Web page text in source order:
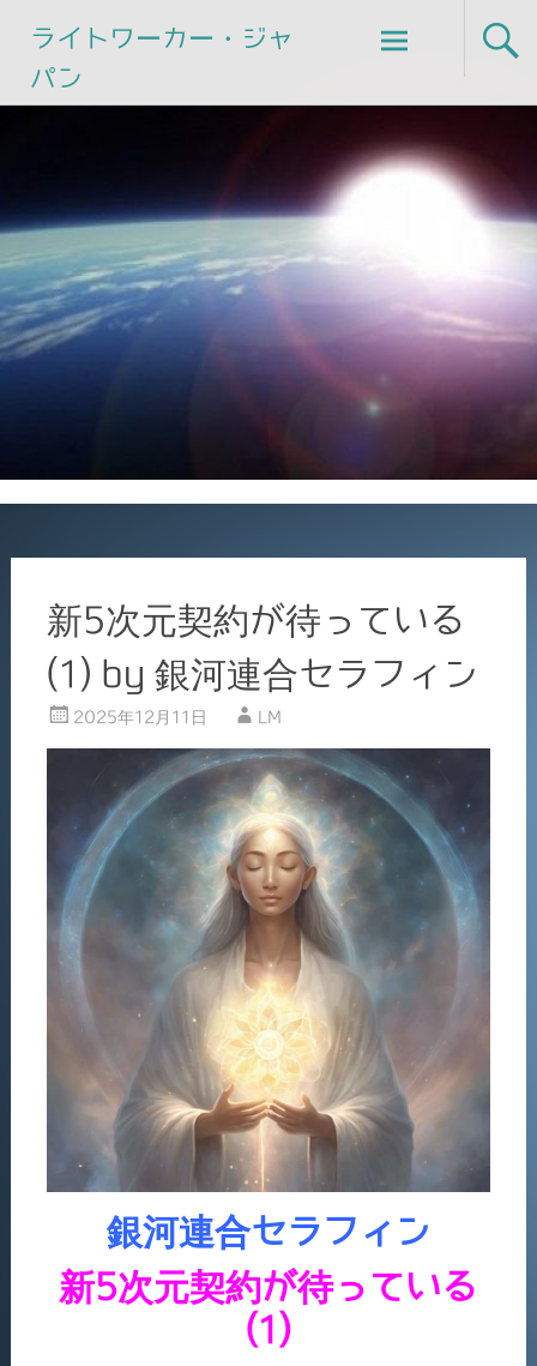
ライトワーカー・ジャ
パン
Skip
to
新5次元契約が待っている
(1) by 銀河連合セラフィン
2025年12月11日 LM
銀河連合セラフィン
新5次元契約が待っている
(1)